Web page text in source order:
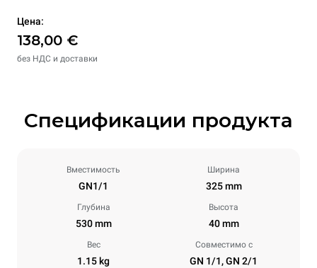
Цена:
138,00 €
без НДС и доставки
Спецификации продукта
Вместимость
GN1/1
Ширина
325 mm
Глубина
530 mm
Высота
40 mm
Вес
1.15 kg
Совместимо с
GN 1/1, GN 2/1